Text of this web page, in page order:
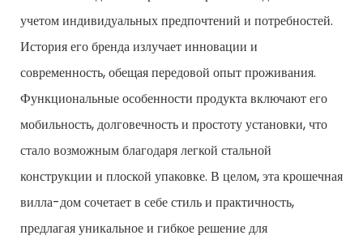
учетом индивидуальных предпочтений и потребностей.
История его бренда излучает инновации и
современность, обещая передовой опыт проживания.
Функциональные особенности продукта включают его
мобильность, долговечность и простоту установки, что
стало возможным благодаря легкой стальной
конструкции и плоской упаковке. В целом, эта крошечная
вилла-дом сочетает в себе стиль и практичность,
предлагая уникальное и гибкое решение для